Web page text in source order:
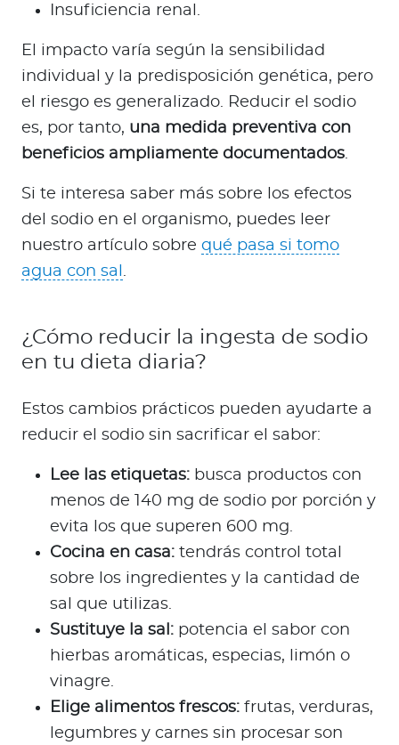
Insuficiencia renal.
El impacto varía según la sensibilidad
individual y la predisposición genética, pero
el riesgo es generalizado. Reducir el sodio
es, por tanto, una medida preventiva con
beneficios ampliamente documentados.
Si te interesa saber más sobre los efectos
del sodio en el organismo, puedes leer
nuestro artículo sobre qué pasa si tomo
agua con sal .
¿Cómo reducir la ingesta de sodio
en tu dieta diaria?
Estos cambios prácticos pueden ayudarte a
reducir el sodio sin sacrificar el sabor:
Lee las etiquetas: busca productos con
menos de 140 mg de sodio por porción y
evita los que superen 600 mg.
Cocina en casa: tendrás control total
sobre los ingredientes y la cantidad de
sal que utilizas.
Sustituye la sal: potencia el sabor con
hierbas aromáticas, especias, limón o
vinagre.
Elige alimentos frescos: frutas, verduras,
legumbres y carnes sin procesar son